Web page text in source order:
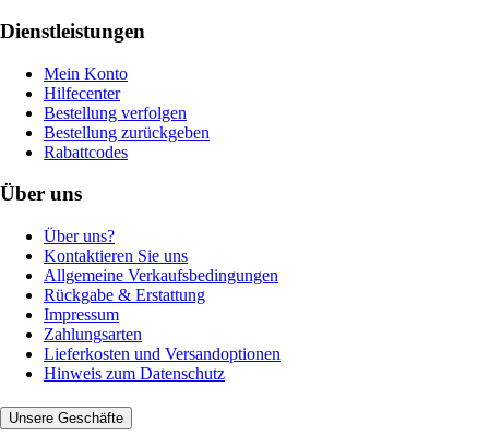
Dienstleistungen
Mein Konto
Hilfecenter
Bestellung verfolgen
Bestellung zurückgeben
Rabattcodes
Über uns
Über uns?
Kontaktieren Sie uns
Allgemeine Verkaufsbedingungen
Rückgabe & Erstattung
Impressum
Zahlungsarten
Lieferkosten und Versandoptionen
Hinweis zum Datenschutz
Unsere Geschäfte